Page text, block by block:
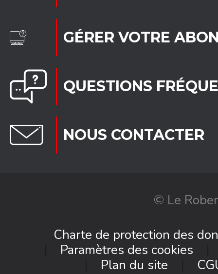
GÉRER VOTRE
QUESTIONS
NOUS CONTACTER
© Le
Charte de protection des
Paramètres des cookies
Plan du site